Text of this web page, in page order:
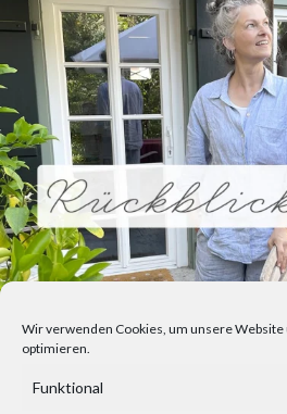
Wir verwenden Cookies, um unsere Website
optimieren.
Funktional